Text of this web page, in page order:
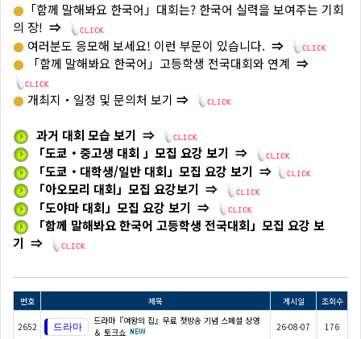
「함께 말해봐요 한국어」대회는? 한국어 실력을 보여주는 기회
의 장! ⇒
여러분도 응모해 보세요! 이런 부문이 있습니다. ⇒
「함께 말해봐요 한국어」고등학생 전국대회와 연계 ⇒
개최지・일정 및 문의처 보기 ⇒
과거 대회 모습 보기 ⇒
「도쿄・중고생 대회 」모집 요강 보기 ⇒
「도쿄・대학생/일반 대회 」 모집 요강 보기 ⇒
「아오모리 대회」모집 요강보기 ⇒
「도야마 대회」모집 요강 보기 ⇒
「함께 말해봐요 한국어 고등학생 전국대회 」 모집 요강 보
기 ⇒
번호 제목 게시일 조회수
2652
드라마『여왕의 집』무료 첫방송 기념 스페셜 상영
＆ 토크쇼
26-08-07 176